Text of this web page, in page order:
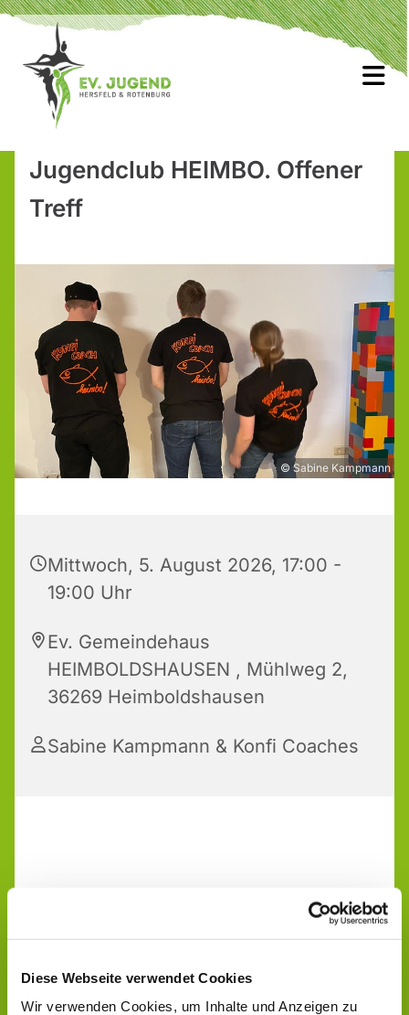
Diese Webseite verwendet Cookies
Wir verwenden Cookies, um Inhalte und Anzeigen zu
Jugendclub HEIMBO. Offener
Treff
© Sabine Kampmann
Mittwoch, 5. August 2026, 17:00 -
19:00 Uhr
Ev. Gemeindehaus
HEIMBOLDSHAUSEN , Mühlweg 2,
36269 Heimboldshausen
Sabine Kampmann & Konfi Coaches